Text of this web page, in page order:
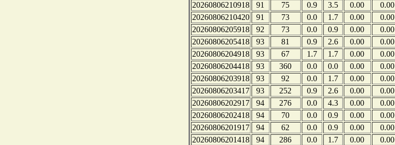
20260806210918
91 75 0.9 3.5 0.00 0.00
20260806210420
91 73 0.0 1.7 0.00 0.00
20260806205918
92 73 0.0 0.9 0.00 0.00
20260806205418
93 81 0.9 2.6 0.00 0.00
20260806204918
93 67 1.7 1.7 0.00 0.00
20260806204418
93 360 0.0 0.0 0.00 0.00
20260806203918
93 92 0.0 1.7 0.00 0.00
20260806203417
93 252 0.9 2.6 0.00 0.00
20260806202917
94 276 0.0 4.3 0.00 0.00
20260806202418
94 70 0.0 0.9 0.00 0.00
20260806201917
94 62 0.0 0.9 0.00 0.00
20260806201418
94 286 0.0 1.7 0.00 0.00